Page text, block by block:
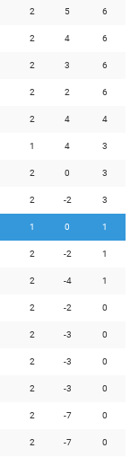
2 5 6
2 4 6
2 3 6
2 2 6
2 4 4
1 4 3
2 0 3
2 -2 3
1 0 1
2 -2 1
2 -4 1
2 -2 0
2 -3 0
2 -3 0
2 -3 0
2 -7 0
2 -7 0